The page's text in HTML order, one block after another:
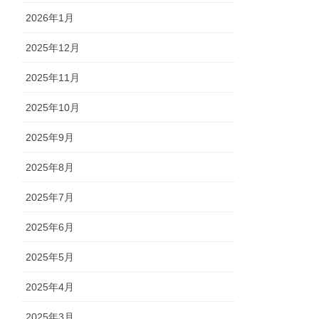
2026年1月
2025年12月
2025年11月
2025年10月
2025年9月
2025年8月
2025年7月
2025年6月
2025年5月
2025年4月